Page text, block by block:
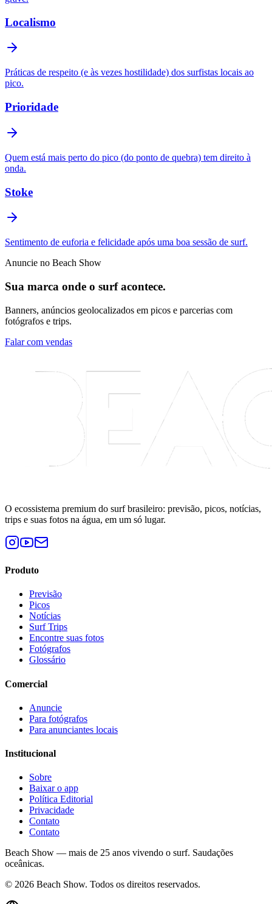
Localismo
Práticas de respeito (e às vezes hostilidade) dos surfistas locais ao
pico.
Prioridade
Quem está mais perto do pico (do ponto de quebra) tem direito à
onda.
Stoke
Sentimento de euforia e felicidade após uma boa sessão de surf.
Anuncie no Beach Show
Sua marca onde o surf acontece.
Banners, anúncios geolocalizados em picos e parcerias com
fotógrafos e trips.
Falar com vendas
O ecossistema premium do surf brasileiro: previsão, picos, notícias,
trips e suas fotos na água, em um só lugar.
Produto
Previsão
Picos
Notícias
Surf Trips
Encontre suas fotos
Fotógrafos
Glossário
Comercial
Anuncie
Para fotógrafos
Para anunciantes locais
Institucional
Sobre
Baixar o app
Política Editorial
Privacidade
Contato
Contato
Beach Show — mais de 25 anos vivendo o surf. Saudações
oceânicas.
© 2026 Beach Show. Todos os direitos reservados.